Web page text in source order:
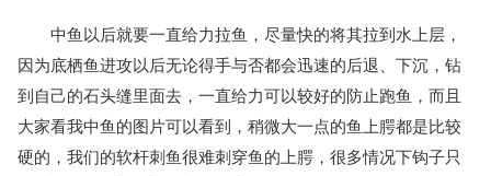
中鱼以后就要一直给力拉鱼，尽量快的将其拉到水上层，
因为底栖鱼进攻以后无论得手与否都会迅速的后退、下沉，钻
到自己的石头缝里面去，一直给力可以较好的防止跑鱼，而且
大家看我中鱼的图片可以看到，稍微大一点的鱼上腭都是比较
硬的，我们的软杆刺鱼很难刺穿鱼的上腭，很多情况下钩子只